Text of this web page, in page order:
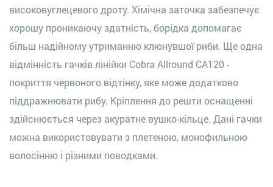
високовуглецевого дроту. Хімічна заточка забезпечує
хорошу проникаючу здатність, борідка допомагає
більш надійному утриманню клюнувшої риби. Ще одна
відмінність гачків лінійки Cobra Allround CA120 -
покриття червоного відтінку, яке може додатково
піддражнювати рибу. Кріплення до решти оснащенні
здійснюється через акуратне вушко-кільце. Дані гачки
можна використовувати з плетеною, монофильною
волосінню і різними поводками.